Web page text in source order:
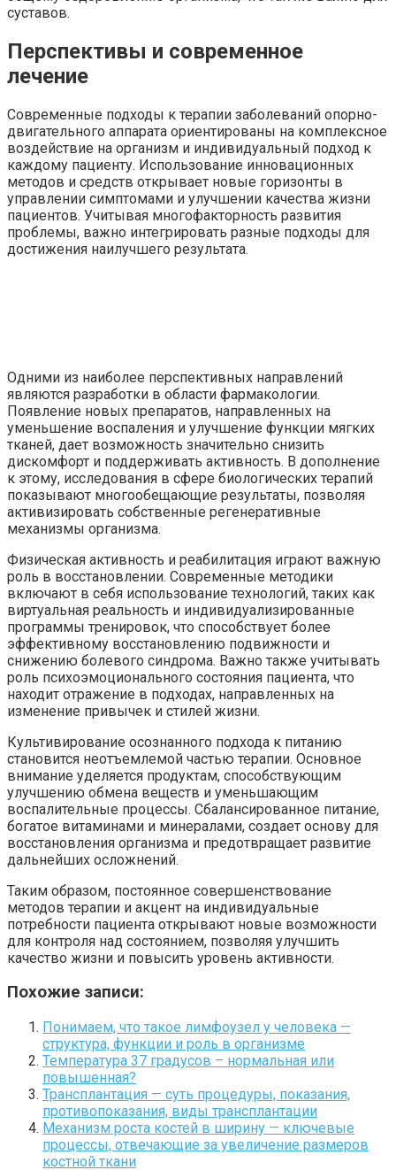
суставов.
Перспективы и современное
лечение
Современные подходы к терапии заболеваний опорно-
двигательного аппарата ориентированы на комплексное
воздействие на организм и индивидуальный подход к
каждому пациенту. Использование инновационных
методов и средств открывает новые горизонты в
управлении симптомами и улучшении качества жизни
пациентов. Учитывая многофакторность развития
проблемы, важно интегрировать разные подходы для
достижения наилучшего результата.
Одними из наиболее перспективных направлений
являются разработки в области фармакологии.
Появление новых препаратов, направленных на
уменьшение воспаления и улучшение функции мягких
тканей, дает возможность значительно снизить
дискомфорт и поддерживать активность. В дополнение
к этому, исследования в сфере биологических терапий
показывают многообещающие результаты, позволяя
активизировать собственные регенеративные
механизмы организма.
Физическая активность и реабилитация играют важную
роль в восстановлении. Современные методики
включают в себя использование технологий, таких как
виртуальная реальность и индивидуализированные
программы тренировок, что способствует более
эффективному восстановлению подвижности и
снижению болевого синдрома. Важно также учитывать
роль психоэмоционального состояния пациента, что
находит отражение в подходах, направленных на
изменение привычек и стилей жизни.
Культивирование осознанного подхода к питанию
становится неотъемлемой частью терапии. Основное
внимание уделяется продуктам, способствующим
улучшению обмена веществ и уменьшающим
воспалительные процессы. Сбалансированное питание,
богатое витаминами и минералами, создает основу для
восстановления организма и предотвращает развитие
дальнейших осложнений.
Таким образом, постоянное совершенствование
методов терапии и акцент на индивидуальные
потребности пациента открывают новые возможности
для контроля над состоянием, позволяя улучшить
качество жизни и повысить уровень активности.
Похожие записи:
Понимаем, что такое лимфоузел у человека —
структура, функции и роль в организме
Температура 37 градусов – нормальная или
повышенная?
Трансплантация — суть процедуры, показания,
противопоказания, виды трансплантации
Механизм роста костей в ширину — ключевые
процессы, отвечающие за увеличение размеров
костной ткани